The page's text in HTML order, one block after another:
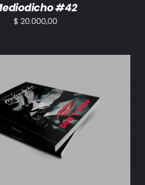
#42
$ 20.000,00
AL CARRITO / DETALLES